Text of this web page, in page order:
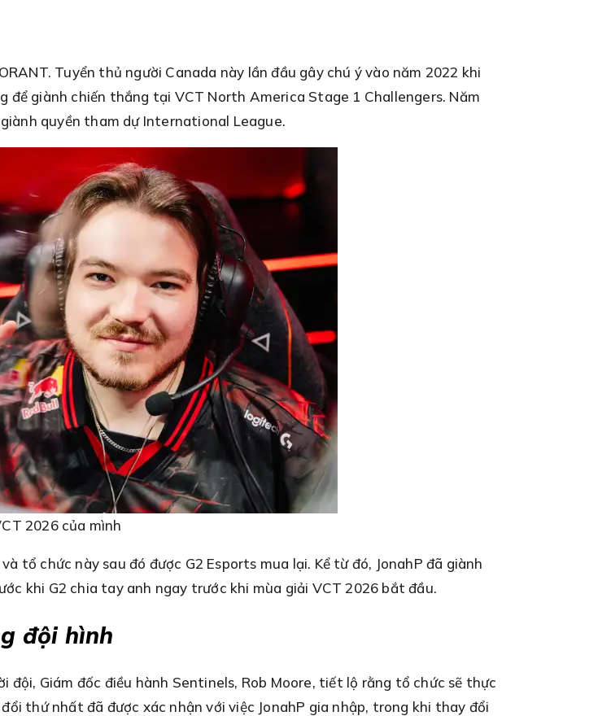
Tuyển thủ người Canada này lần đầu gây chú ý vào năm 2022 khi
để giành chiến thắng tại VCT North America Stage 1 Challengers. Năm
quyền tham dự International League.
2026 của mình
tổ chức này sau đó được G2 Esports mua lại. Kể từ đó, JonahP đã giành
khi G2 chia tay anh ngay trước khi mùa giải VCT 2026 bắt đầu.
đội hình
đội, Giám đốc điều hành Sentinels, Rob Moore, tiết lộ rằng tổ chức sẽ thực
thứ nhất đã được xác nhận với việc JonahP gia nhập, trong khi thay đổi